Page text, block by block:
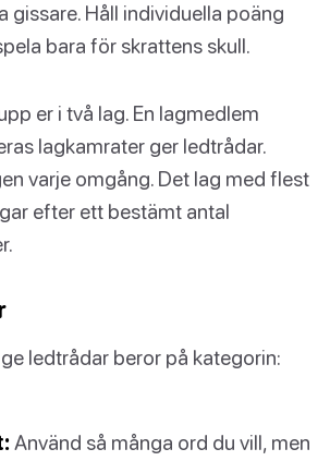
gissare. Håll individuella poäng
bara för skrattens skull.
er i två lag. En lagmedlem
lagkamrater ger ledtrådar.
varje omgång. Det lag med flest
efter ett bestämt antal
ledtrådar beror på kategorin:
Använd så många ord du vill, men